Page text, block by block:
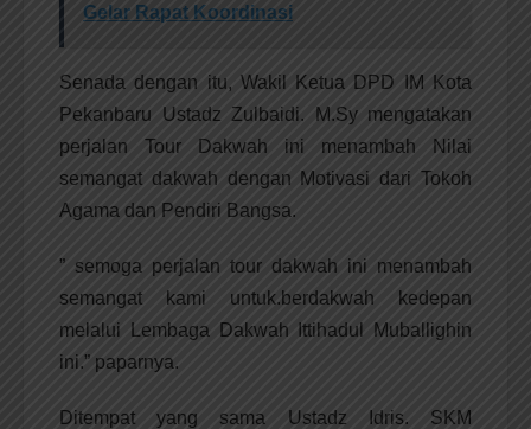
Gelar Rapat Koordinasi
Senada dengan itu, Wakil Ketua DPD IM Kota
Pekanbaru Ustadz Zulbaidi. M.Sy mengatakan
perjalan Tour Dakwah ini menambah Nilai
semangat dakwah dengan Motivasi dari Tokoh
Agama dan Pendiri Bangsa.
” semoga perjalan tour dakwah ini menambah
semangat kami untuk.berdakwah kedepan
melalui Lembaga Dakwah Ittihadul Muballighin
ini.” paparnya.
Ditempat yang sama Ustadz Idris. SKM